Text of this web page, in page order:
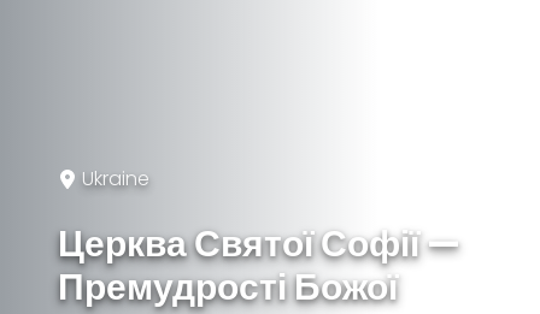
Ukraine
Церква Святої Софії —
Премудрості Божої